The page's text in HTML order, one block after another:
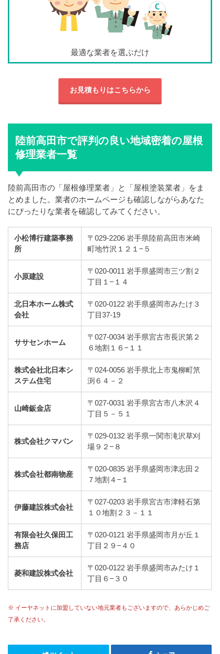
最適な業者を選ぶだけ
お見積もりはこちらから
陸前高田市で評判の良い地域密着の屋根
修理業者一覧
陸前高田市の「屋根修理業者」と「屋根塗装業者」をま
とめました。業者のホームページも確認しながらあなた
にぴったりな業者を確認してみてください。
小松博行建築事務
所
〒029-2206 岩手県陸前高田市米崎
町地竹沢１２１−５
小原建設
〒020-0011 岩手県盛岡市三ツ割２
丁目１−１４
北日本ホーム株式
会社
〒020-0122 岩手県盛岡市みたけ３
丁目37-19
ササセンホーム
〒027-0034 岩手県宮古市長沢第２
６地割１６−１１
株式会社北日本シ
ステム住宅
〒024-0056 岩手県北上市鬼柳町笊
渕６４－２
山崎鈑金店
〒027-0031 岩手県宮古市八木沢４
丁目５－５１
株式会社クマバン
〒029-0132 岩手県一関市滝沢草刈
場９２−８
株式会社都南物産
〒020-0835 岩手県盛岡市津志田２
７地割４−１
伊藤建設株式会社
〒027-0203 岩手県宮古市津軽石第
１０地割２３－１１
有限会社久保田工
務店
〒020-0121 岩手県盛岡市月が丘１
丁目２９−４０
菱和建設株式会社
〒020-0122 岩手県盛岡市みたけ１
丁目６−３０
※ イーヤネットに加盟していない地元業者もございますので、あらかじめご
了承ください。